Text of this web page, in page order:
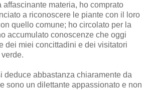
affascinante materia, ho comprato
a riconoscere le piante con il loro
quello comune; ho circolato per la
accumulato conoscenze che oggi
dei miei concittadini e dei visitatori
deduce abbastanza chiaramente da
sono un dilettante appassionato e non